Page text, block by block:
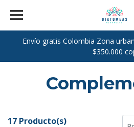
Envío gratis Colombia Zona
$350.000
17 Producto(s)